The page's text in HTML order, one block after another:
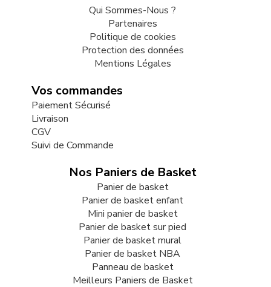
Qui Sommes-Nous ?
Partenaires
Politique de cookies
Protection des données
Mentions Légales
Vos commandes
Paiement Sécurisé
Livraison
CGV
Suivi de Commande
Nos Paniers de Basket
Panier de basket
Panier de basket enfant
Mini panier de basket
Panier de basket sur pied
Panier de basket mural
Panier de basket NBA
Panneau de basket
Meilleurs Paniers de Basket